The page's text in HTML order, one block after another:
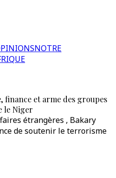
NOTRE
finance et arme des groupes
le Niger
étrangères , Bakary
de soutenir le terrorisme